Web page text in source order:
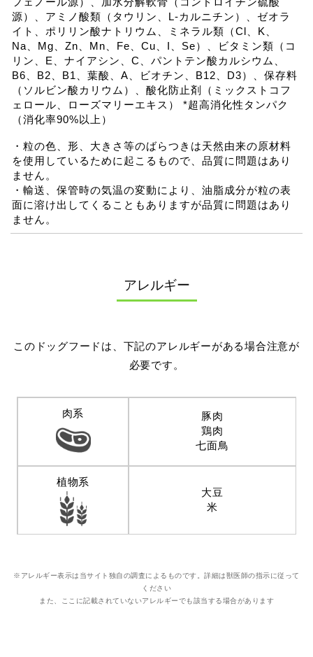
源）、アミノ酸類（タウリン、L-カルニチン）、ゼオラ
イト、ポリリン酸ナトリウム、ミネラル類（Cl、K、
Na、Mg、Zn、Mn、Fe、Cu、I、Se）、ビタミン類（コ
リン、E、ナイアシン、C、パントテン酸カルシウム、
B6、B2、B1、葉酸、A、ビオチン、B12、D3）、保存料
（ソルビン酸カリウム）、酸化防止剤（ミックストコフ
ェロール、ローズマリーエキス） *超高消化性タンパク
（消化率90%以上）
・粒の色、形、大きさ等のばらつきは天然由来の原材料
を使用しているために起こるもので、品質に問題はあり
ません。
・輸送、保管時の気温の変動により、油脂成分が粒の表
面に溶け出してくることもありますが品質に問題はあり
ません。
アレルギー
このドッグフードは、下記のアレルギーがある場合注意が
必要です。
肉系
豚肉
鶏肉
七面鳥
植物系
大豆
米
※アレルギー表示は当サイト独自の調査によるものです。詳細は獣医師の指示に従って
ください
また、ここに記載されていないアレルギーでも該当する場合があります